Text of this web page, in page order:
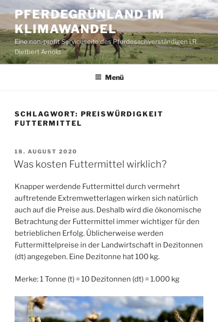
Inhalt
springen
PFERDEGRÜNLAND IM
KLIMAWANDEL
Eine non-profit Serviceseite des Pferdesachverständigen i.R.
Dietbert Arnold
Menü
SCHLAGWORT: PREISWÜRDIGKEIT
FUTTERMITTEL
VERÖFFENTLICHT
AM
18. AUGUST 2020
Was kosten Futtermittel wirklich?
Knapper werdende Futtermittel durch vermehrt
auftretende Extremwetterlagen wirken sich natürlich
auch auf die Preise aus. Deshalb wird die ökonomische
Betrachtung der Futtermittel immer wichtiger für den
betrieblichen Erfolg. Üblicherweise werden
Futtermittelpreise in der Landwirtschaft in Dezitonnen
(dt) angegeben. Eine Dezitonne hat 100 kg.
Merke: 1 Tonne (t) = 10 Dezitonnen (dt) = 1.000 kg